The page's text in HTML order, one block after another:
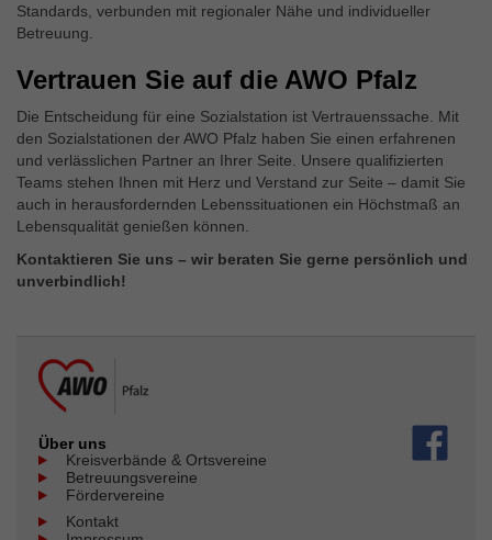
Standards, verbunden mit regionaler Nähe und individueller
Betreuung.
Vertrauen Sie auf die AWO Pfalz
Die Entscheidung für eine Sozialstation ist Vertrauenssache. Mit
den Sozialstationen der AWO Pfalz haben Sie einen erfahrenen
und verlässlichen Partner an Ihrer Seite. Unsere qualifizierten
Teams stehen Ihnen mit Herz und Verstand zur Seite – damit Sie
auch in herausfordernden Lebenssituationen ein Höchstmaß an
Lebensqualität genießen können.
Kontaktieren Sie uns – wir beraten Sie gerne persönlich und
unverbindlich!
Über uns
Kreisverbände & Ortsvereine
Betreuungsvereine
Fördervereine
Kontakt